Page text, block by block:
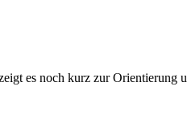
es noch kurz zur Orientierung